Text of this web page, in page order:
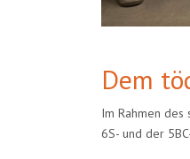
Dem
Im Rahmen des
6S- und der